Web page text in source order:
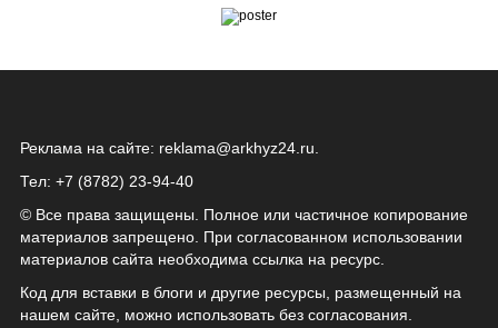
Реклама на сайте: reklama@arkhyz24.ru
Тел: +7 (8782) 23‑94‑40
© Все права защищены. Полное или частичное копирование
материалов запрещено. При согласованном использовании
материалов сайта необходима ссылка на ресурс.
Код для вставки в блоги и другие ресурсы, размещенный на
нашем сайте, можно использовать без согласования.